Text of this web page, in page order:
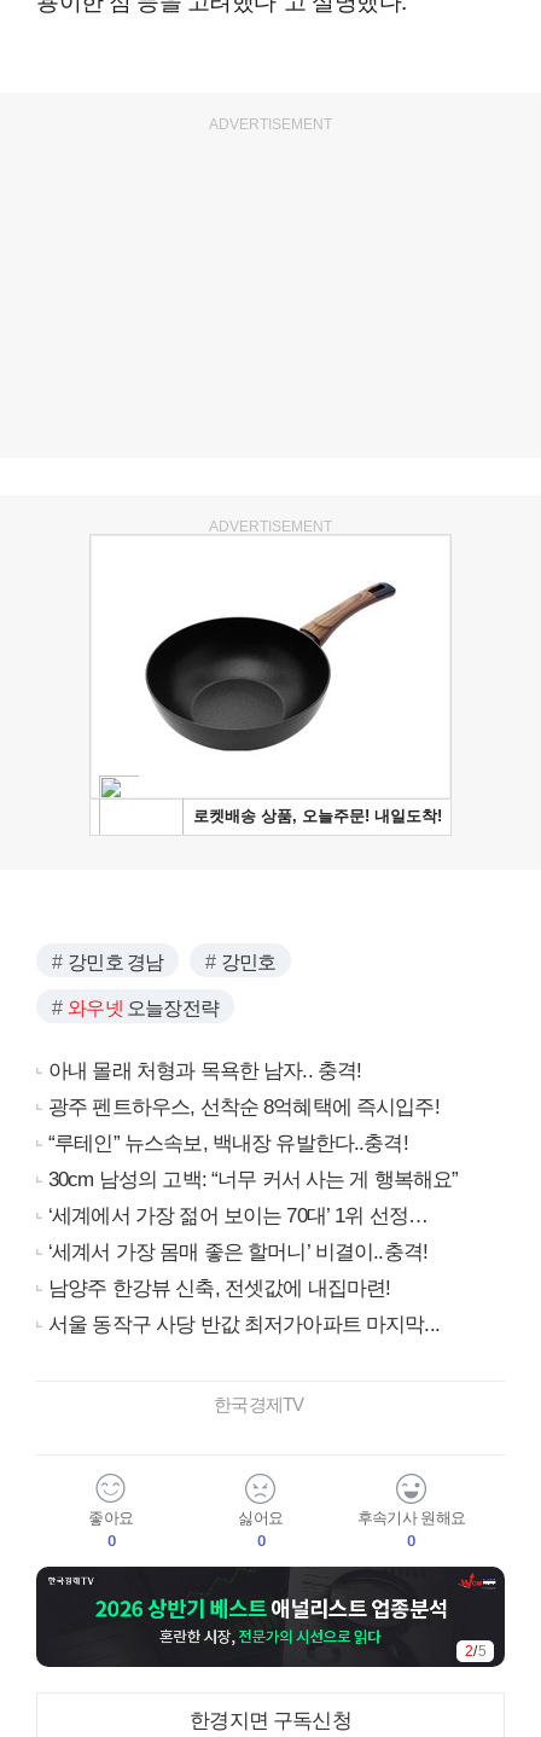
ADVERTISEMENT
ADVERTISEMENT
강민호 경남 강민호
와우넷 오늘장전략
아내 몰래 처형과 목욕한 남자.. 충격!
광주 펜트하우스, 선착순 8억혜택에 즉시입주!
“루테인” 뉴스속보, 백내장 유발한다..충격!
30cm 남성의 고백: “너무 커서 사는 게 행복해요”
‘세계에서 가장 젊어 보이는 70대’ 1위 선정…
‘세계서 가장 몸매 좋은 할머니’ 비결이..충격!
남양주 한강뷰 신축, 전셋값에 내집마련!
서울 동작구 사당 반값 최저가아파트 마지막...
한국경제TV
좋아요
0
싫어요
0
후속기사 원해요
0
2/5
한경지면 구독신청